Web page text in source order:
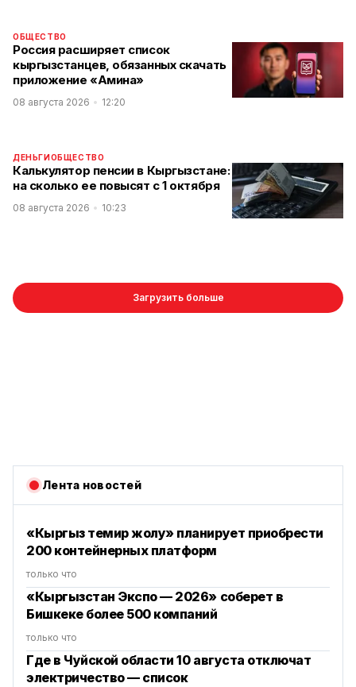
ОБЩЕСТВО
Россия расширяет список
кыргызстанцев, обязанных скачать
приложение «Амина»
08 августа 2026 12:20
ДЕНЬГИОБЩЕСТВО
Калькулятор пенсии в Кыргызстане:
на сколько ее повысят с 1 октября
08 августа 2026 10:23
Загрузить больше
Лента новостей
«Кыргыз темир жолу» планирует приобрести
200 контейнерных платформ
только что
«Кыргызстан Экспо — 2026» соберет в
Бишкеке более 500 компаний
только что
Где в Чуйской области 10 августа отключат
электричество — список